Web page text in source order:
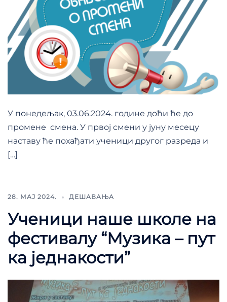
У понедељак, 03.06.2024. године доћи ће до
промене смена. У првој смени у јуну месецу
наставу ће похађати ученици другог разреда и
[…]
28. МАЈ 2024. ДЕШАВАЊА
Ученици наше школе на
фестивалу “Музика – пут
ка једнакости”